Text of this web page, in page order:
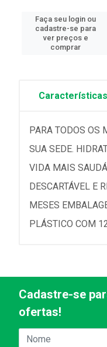
Faça seu login ou
cadastre-se para
ver preços e
comprar
Características
PARA TODOS OS
SUA SEDE.
VIDA MAIS
DESCARTÁVEL E
MESES
PLÁSTICO COM
Cadastre-se
ofertas!